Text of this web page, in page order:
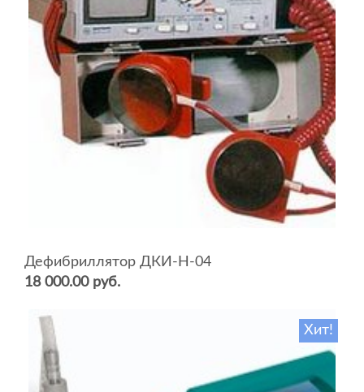
Дефибриллятор ДКИ-Н-04
18 000.00 руб.
Хит!